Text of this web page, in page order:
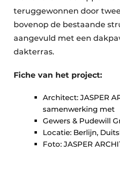
teruggewonnen door
bovenop de bestaande
aangevuld met een
dakterras.
Fiche van het project:
Architect: JASPER
samenwerking met
Gewers & Pudewill
Locatie: Berlijn,
Foto: JASPER